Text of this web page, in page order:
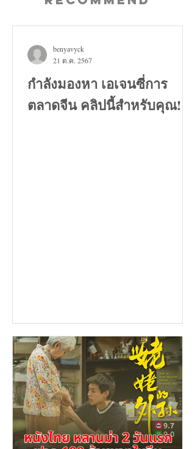
กำลังมองหา เอเจนซี่การ
ตลาดจีน คลิปนี้สำหรับคุณ!
benyavyck
21 ต.ค. 2567